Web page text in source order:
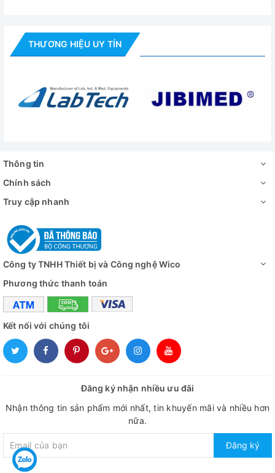
THƯƠNG HIỆU UY TÍN
Thông tin
Chính sách
Truy cập nhanh
Công ty TNHH Thiết bị và Công nghệ Wico
Phương thức thanh toán
Kết nối với chúng tôi
Đăng ký nhận nhiều ưu đãi
Nhận thông tin sản phẩm mới nhất, tin khuyến mãi và nhiều hơn
nữa.
Đăng ký